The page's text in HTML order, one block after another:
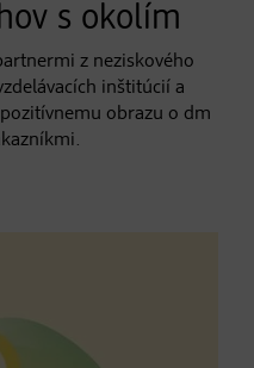
s okolím
z neziskového
inštitúcií a
obrazu o dm